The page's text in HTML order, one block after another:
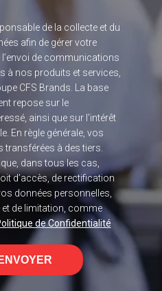
de la collecte et du
afin de gérer votre
l’envoi de communications
à nos produits et services,
CFS Brands. La base
repose sur le
ainsi que sur l’intérêt
En règle générale, vos
transférées à des tiers.
dans tous les cas,
d’accès, de rectification
données personnelles,
de limitation, comme
de Confidentialité
ENVOYER